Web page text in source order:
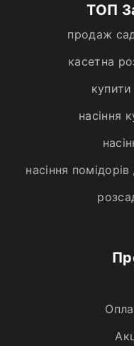
ТОП
продаж
касетна
насіння
насіння